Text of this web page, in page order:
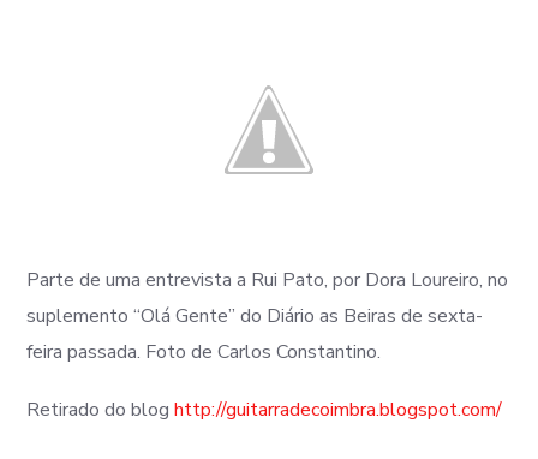
Parte de uma entrevista a Rui Pato, por Dora Loureiro, no
suplemento “Olá Gente” do Diário as Beiras de sexta-
feira passada. Foto de Carlos Constantino.
Retirado do bloghttp://guitarradecoimbra.blogspot.com/